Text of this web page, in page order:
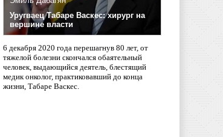
Уругваец Табаре Васкес: хирург на
вершине власти
6 декабря 2020 года перешагнув 80 лет, от
тяжелой болезни скончался обаятельный
человек, выдающийся деятель, блестящий
медик онколог, практиковавший до конца
жизни, Табаре Васкес.